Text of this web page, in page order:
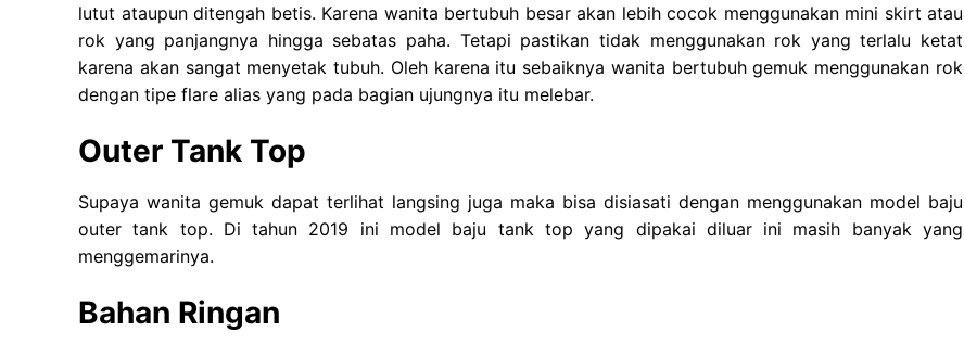
lutut ataupun ditengah betis. Karena wanita bertubuh besar akan lebih cocok menggunakan mini skirt atau
rok yang panjangnya hingga sebatas paha. Tetapi pastikan tidak menggunakan rok yang terlalu ketat
karena akan sangat menyetak tubuh. Oleh karena itu sebaiknya wanita bertubuh gemuk menggunakan rok
dengan tipe flare alias yang pada bagian ujungnya itu melebar.
Outer Tank Top
Supaya wanita gemuk dapat terlihat langsing juga maka bisa disiasati dengan menggunakan model baju
outer tank top. Di tahun 2019 ini model baju tank top yang dipakai diluar ini masih banyak yang
menggemarinya.
Bahan Ringan